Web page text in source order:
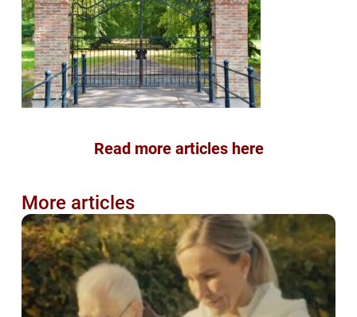
Read more articles here
More articles